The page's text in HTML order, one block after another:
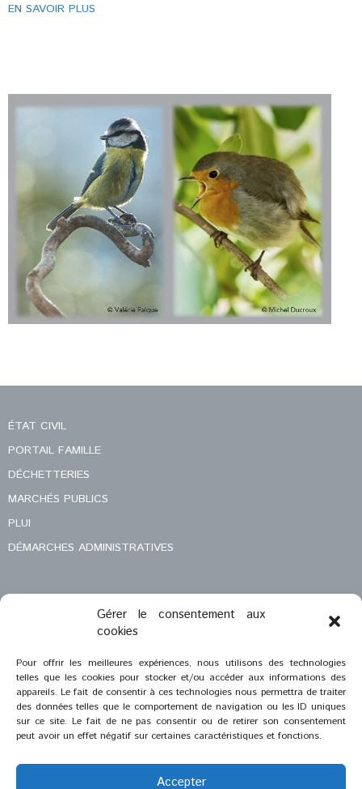
Gérer le consentement aux
cookies
Pour offrir les meilleures expériences, nous utilisons des technologies
telles que les cookies pour stocker et/ou accéder aux informations des
appareils. Le fait de consentir à ces technologies nous permettra de traiter
des données telles que le comportement de navigation ou les ID uniques
sur ce site. Le fait de ne pas consentir ou de retirer son consentement
peut avoir un effet négatif sur certaines caractéristiques et fonctions.
Accepter
EN SAVOIR PLUS
ÉTAT CIVIL
PORTAIL FAMILLE
DÉCHETTERIES
MARCHÉS PUBLICS
PLUI
DÉMARCHES ADMINISTRATIVES
MENTIONS LÉGALES